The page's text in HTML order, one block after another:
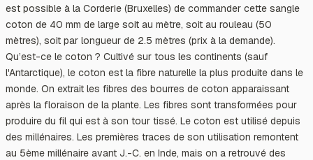
est possible à la Corderie (Bruxelles) de commander cette sangle
coton de 40 mm de large soit au mètre, soit au rouleau (50
mètres), soit par longueur de 2.5 mètres (prix à la demande).
Qu’est-ce le coton ? Cultivé sur tous les continents (sauf
l'Antarctique), le coton est la fibre naturelle la plus produite dans le
monde. On extrait les fibres des bourres de coton apparaissant
après la floraison de la plante. Les fibres sont transformées pour
produire du fil qui est à son tour tissé. Le coton est utilisé depuis
des millénaires. Les premières traces de son utilisation remontent
au 5ème millénaire avant J.-C. en Inde, mais on a retrouvé des